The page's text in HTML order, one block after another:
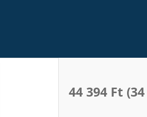
44 394 Ft